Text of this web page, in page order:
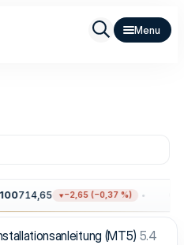
714,65 −2,65 (−0,37 %)
(MT5) 5.4